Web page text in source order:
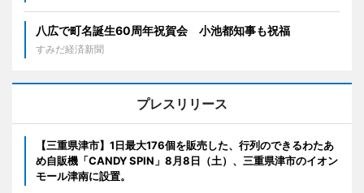
八広で町名誕生60周年祝賀会 小池都知事も祝福
すみだ経済新聞
プレスリリース
【三重県津市】1日最大176個を販売した、行列のできるわたあ
め自販機「CANDY SPIN」8月8日（土）、三重県津市のイオン
モール津南に設置。